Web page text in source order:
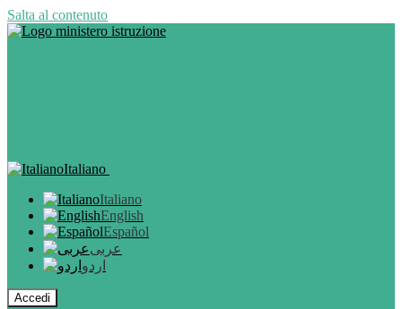
Salta al contenuto
Italiano
Italiano
English
Español
عربى
اردو
Accedi